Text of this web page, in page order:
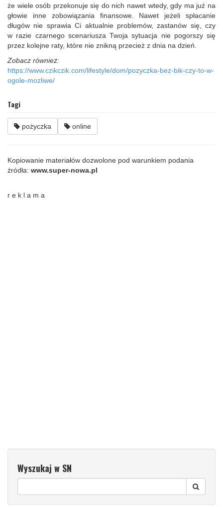
że wiele osób przekonuje się do nich nawet wtedy, gdy ma już na
głowie inne zobowiązania finansowe. Nawet jeżeli spłacanie
długów nie sprawia Ci aktualnie problemów, zastanów się, czy
w razie czarnego scenariusza Twoja sytuacja nie pogorszy się
przez kolejne raty, które nie znikną przecież z dnia na dzień.
Zobacz również:
https://www.czikczik.com/lifestyle/dom/pozyczka-bez-bik-czy-to-w-
ogole-mozliwe/
Tagi
pożyczka online
Kopiowanie materiałów dozwolone pod warunkiem podania
źródła: www.super-nowa.pl
r e k l a m a
Wyszukaj w SN